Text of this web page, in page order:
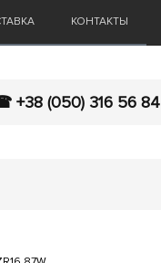
КОНТАКТЫ
☎ +38 (050) 316 56 84